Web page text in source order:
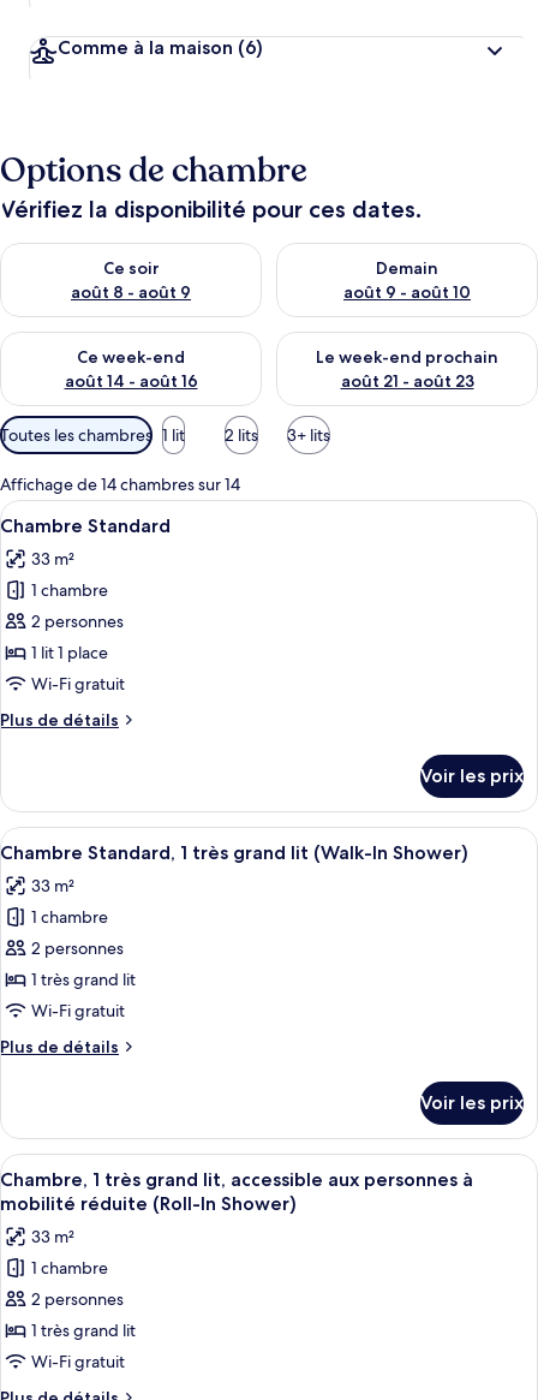
Comme à la maison (6)
Options de chambre
Vérifiez la disponibilité pour ces dates.
Ce soir
août 8 - août 9
Vérifier la disponibilité pour ce soir août 8 - août 9
Demain
août 9 - août 10
Vérifier la disponibilité pour
Ce week-end
août 14 - août 16
Vérifier la disponibilité pour ce week-end août 14 - août 16
Le week-end prochain
août 21 - août 23
Vérifier la disponibilité pour
Filtres
disponibles
pour
les
chambres
Toutes les chambres 1 lit 2 lits 3+ lits
Affichage de 14 chambres sur 14
Afficher
toutes
les
photos
pour
ce
type
chambre :
Une chambre d’hôtel avec deux lits,
3
Chambre Standard
33 m²
1 chambre
2 personnes
1 lit 1 place
Wi-Fi gratuit
Plus de détails
Plus
le
type
de
Chambre
Standard
Voir les prix
Afficher
toutes
les
photos
pour
ce
type
chambre :
très
grand
lit
(Walk-
In
Shower)
Une chambre d’hôtel avec un
5
Chambre Standard, 1 très grand lit (Walk-In Shower)
33 m²
1 chambre
2 personnes
1 très grand lit
Wi-Fi gratuit
Plus de détails
Plus
le
type
de
chambre
Standard,
très
grand
lit
In
Shower)
Voir les prix
Afficher
toutes
les
photos
pour
ce
type
de
chambre :
Une chambre d’hôtel avec un
6
Chambre, 1 très grand lit, accessible aux personnes à
mobilité réduite (Roll-In Shower)
33 m²
1 chambre
2 personnes
1 très grand lit
Wi-Fi gratuit